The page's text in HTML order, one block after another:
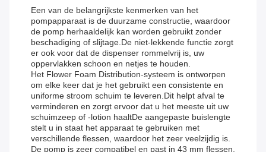
Een van de belangrijkste kenmerken van het
pompapparaat is de duurzame constructie, waardoor
de pomp herhaaldelijk kan worden gebruikt zonder
beschadiging of slijtage.De niet-lekkende functie zorgt
er ook voor dat de dispenser rommelvrij is, uw
oppervlakken schoon en netjes te houden.
Het Flower Foam Distribution-systeem is ontworpen
om elke keer dat je het gebruikt een consistente en
uniforme stroom schuim te leveren.Dit helpt afval te
verminderen en zorgt ervoor dat u het meeste uit uw
schuimzeep of -lotion haaltDe aangepaste buislengte
stelt u in staat het apparaat te gebruiken met
verschillende flessen, waardoor het zeer veelzijdig is.
De pomp is zeer compatibel en past in 43 mm flessen,